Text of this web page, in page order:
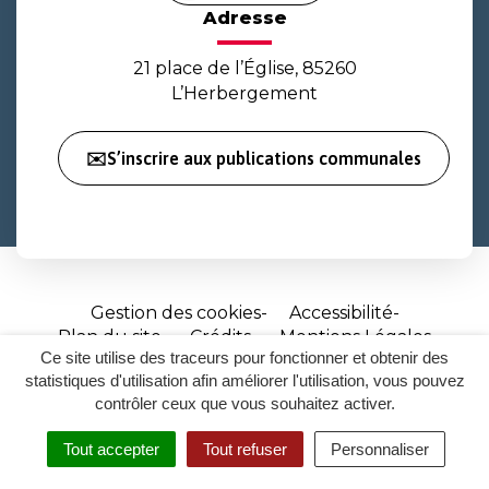
Ce site utilise des traceurs pour fonctionner et obtenir des
statistiques d'utilisation afin améliorer l'utilisation, vous pouvez
contrôler ceux que vous souhaitez activer.
Tout accepter Tout refuser Personnaliser
RECHERCHER
ACCESSIBILITÉ
Adresse
21 place de l’Église, 85260
L’Herbergement
✉️S’inscrire aux publications communales
Gestion des cookies
Accessibilité
Plan du site
Crédits
Mentions Légales
Site
réalisé
par
Inovagora